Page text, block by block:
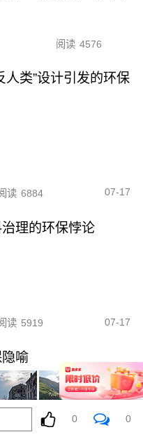
阅读 4576
人类”设计引发的环保
读 6884 07-17
理的环保悖论
读 5919 07-17
喻
0 0